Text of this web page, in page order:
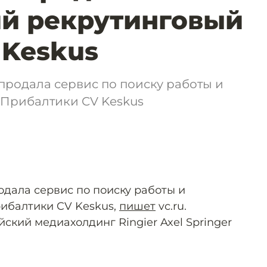
рекрутинговый
сервис по поиску работы и
CV Keskus
сервис по поиску работы и
CV Keskus, пишет vc.ru.
медиахолдинг Ringier Axel Springer